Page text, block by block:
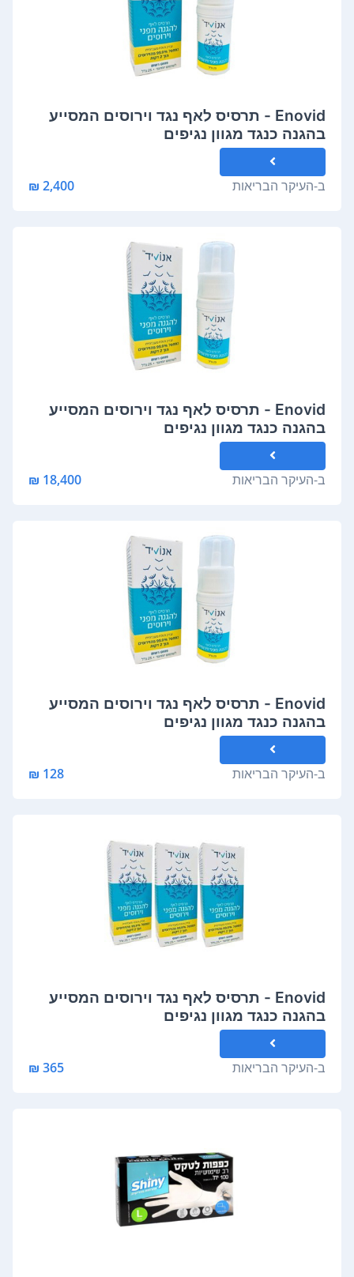
Enovid - תרסיס לאף נגד וירוסים המסייע
בהגנה כנגד מגוון נגיפים
ב-העיקר הבריאות 2,400 ₪
Enovid - תרסיס לאף נגד וירוסים המסייע
בהגנה כנגד מגוון נגיפים
ב-העיקר הבריאות 18,400 ₪
Enovid - תרסיס לאף נגד וירוסים המסייע
בהגנה כנגד מגוון נגיפים
ב-העיקר הבריאות 128 ₪
Enovid - תרסיס לאף נגד וירוסים המסייע
בהגנה כנגד מגוון נגיפים
ב-העיקר הבריאות 365 ₪